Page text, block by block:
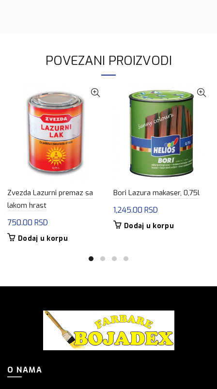
POVEZANI PROIZVODI
Zvezda Lazurni premaz sa
lakom hrast
750.00 RSD
Dodaj u korpu
Bori Lazura makaser, 0,75l
1,245.00 RSD
Dodaj u korpu
O NAMA